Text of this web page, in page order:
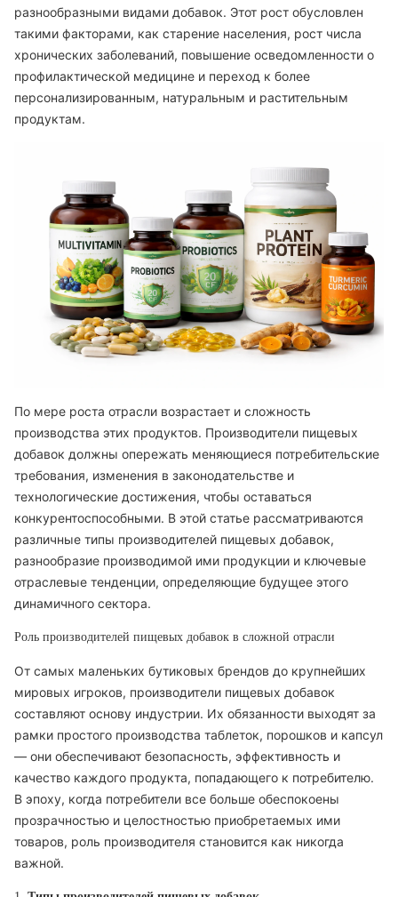
разнообразными видами добавок. Этот рост обусловлен
такими факторами, как старение населения, рост числа
хронических заболеваний, повышение осведомленности о
профилактической медицине и переход к более
персонализированным, натуральным и растительным
продуктам.
По мере роста отрасли возрастает и сложность
производства этих продуктов. Производители пищевых
добавок должны опережать меняющиеся потребительские
требования, изменения в законодательстве и
технологические достижения, чтобы оставаться
конкурентоспособными. В этой статье рассматриваются
различные типы производителей пищевых добавок,
разнообразие производимой ими продукции и ключевые
отраслевые тенденции, определяющие будущее этого
динамичного сектора.
Роль производителей пищевых добавок в сложной отрасли
От самых маленьких бутиковых брендов до крупнейших
мировых игроков, производители пищевых добавок
составляют основу индустрии. Их обязанности выходят за
рамки простого производства таблеток, порошков и капсул
— они обеспечивают безопасность, эффективность и
качество каждого продукта, попадающего к потребителю.
В эпоху, когда потребители все больше обеспокоены
прозрачностью и целостностью приобретаемых ими
товаров, роль производителя становится как никогда
важной.